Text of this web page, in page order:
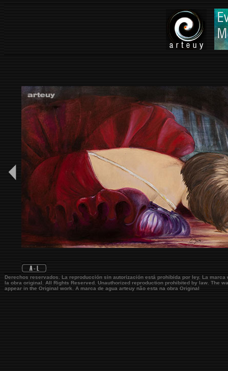
Derechos reservados. La reproducción sin autorización está prohibida por ley. La marca
la obra original.All Rights Reserved. Unauthorized reproduction prohibited by law. The
appear in the Original work. A marca de aguaarteuynão esta na obra Original